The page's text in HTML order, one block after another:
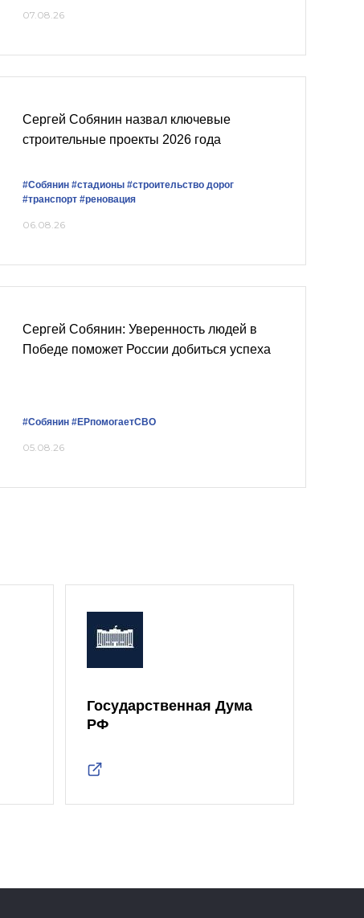
07.08.26
Сергей Собянин назвал ключевые
строительные проекты 2026 года
#Собянин #стадионы #строительство дорог
#транспорт #реновация
06.08.26
Сергей Собянин: Уверенность людей в
Победе поможет России добиться успеха
#Собянин #ЕРпомогаетСВО
05.08.26
Государственная Дума
РФ